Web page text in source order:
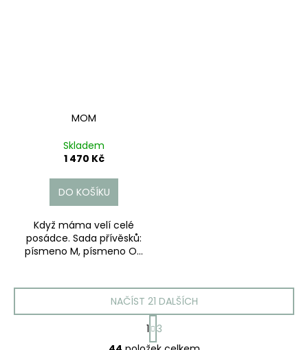
MOM
Skladem
1 470 Kč
DO KOŠÍKU
Když máma velí celé
posádce. Sada přívěsků:
písmeno M, písmeno O...
O
NAČÍST 21 DALŠÍCH
S
t
1 3